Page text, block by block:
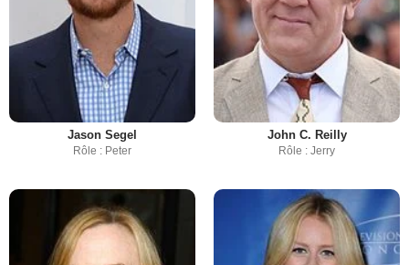
Jason Segel
Rôle : Peter
John C. Reilly
Rôle : Jerry